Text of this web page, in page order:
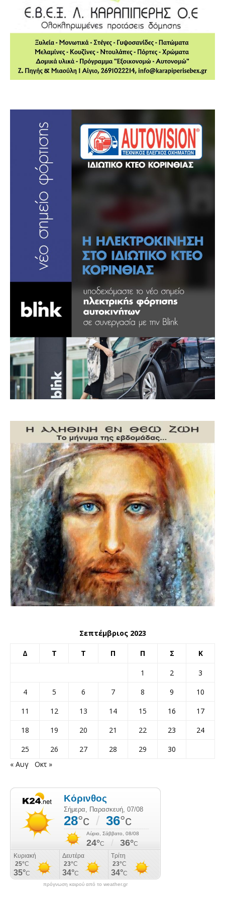
Σεπτέμβριος 2023
Δ Τ Τ Π Π Σ Κ
1 2
3
4
5 6 7 8 9
10
11
12 13 14 15 16
17
18
19 20 21 22 23
24
25
26 27 28 29
30
« Αυγ
Οκτ »
πρόγνωση καιρού από το weather.gr